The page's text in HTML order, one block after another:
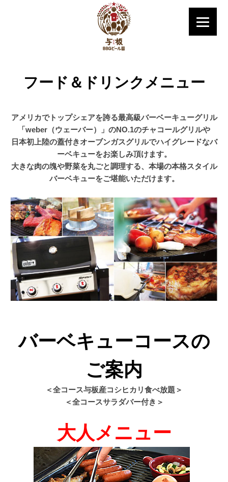
フード＆ドリンクメニュー
アメリカでトップシェアを誇る最高級バーベーキューグリル
「weber（ウェーバー）」のNO.1のチャコールグリルや
日本初上陸の蓋付きオーブンガスグリルでハイグレードなバ
ーベキューをお楽しみ頂けます。
大きな肉の塊や野菜を丸ごと調理する、本場の本格スタイル
バーベキューをご堪能いただけます。
バーベキューコースの
ご案内
＜全コース与板産コシヒカリ食べ放題＞
＜全コースサラダバー付き＞
大人メニュー